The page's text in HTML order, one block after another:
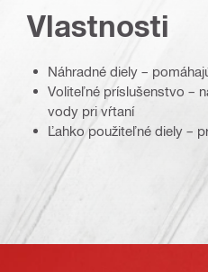
Vlastnosti
Náhradné diely –
Voliteľné príslušenstvo –
vody pri vŕtaní
Ľahko použiteľné diely –